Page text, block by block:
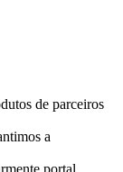
de parceiros
a
portal